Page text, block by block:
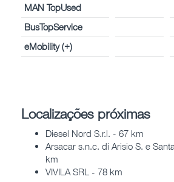
MAN TopUsed
BusTopService
eMobility (+)
Localizações próximas
Diesel Nord S.r.l. - 67 km
Arsacar s.n.c. di Arisio S. e
km
VIVILA SRL - 78 km